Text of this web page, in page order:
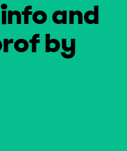
and
by